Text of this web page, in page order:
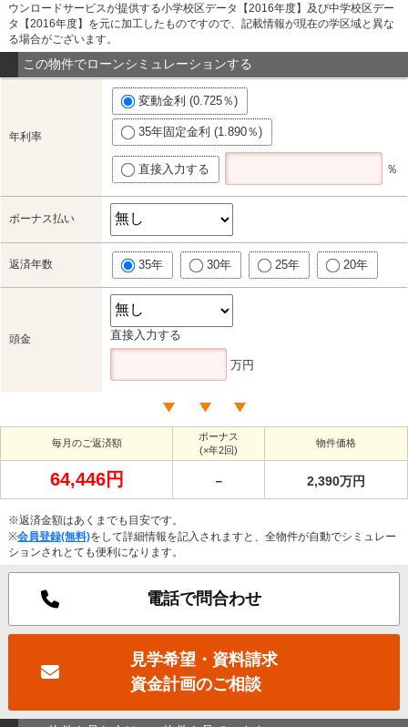
ウンロードサービスが提供する小学校区データ【2016年度】及び中学校区デー
タ【2016年度】を元に加工したものですので、記載情報が現在の学区域と異な
る場合がございます。
この物件でローンシミュレーションする
年利率
変動金利 (0.725％)
35年固定金利 (1.890％)
直接入力する ％
ボーナス払い
返済年数 35年 30年 25年 20年
頭金 直接入力する
万円
毎月のご返済額
ボーナス
(×年2回)
物件価格
64,446円 － 2,390万円
※返済金額はあくまでも目安です。
※会員登録(無料)をして詳細情報を記入されますと、全物件が自動でシミュレー
ションされとても便利になります。
電話で問合わせ
見学希望・資料請求
資金計画のご相談